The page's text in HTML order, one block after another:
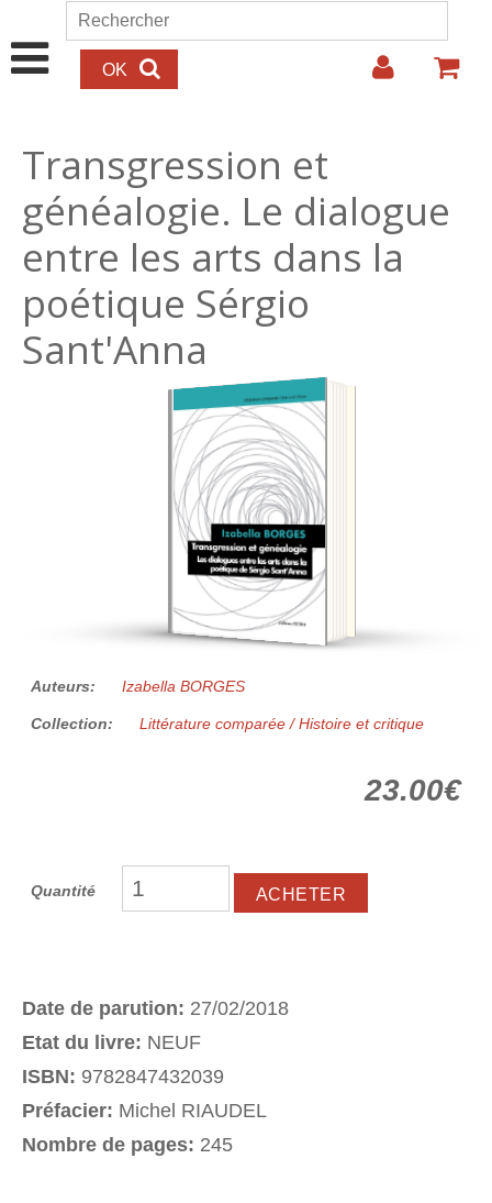
Aller au contenu principal
Formulaire de recherche
Rechercher
Transgression et
généalogie. Le dialogue
entre les arts dans la
poétique Sérgio
Sant'Anna
23.00€
Auteurs: Izabella BORGES
Collection: Littérature comparée / Histoire et critique
23.00€
Quantité
Date de parution: 27/02/2018
Etat du livre: NEUF
ISBN: 9782847432039
Préfacier: Michel RIAUDEL
Nombre de pages: 245